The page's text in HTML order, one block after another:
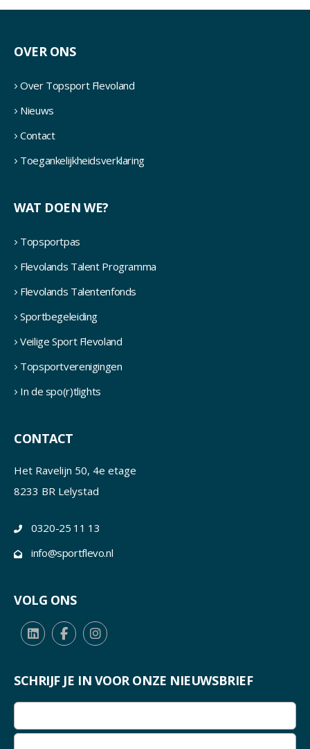
OVER ONS
Over Topsport Flevoland
Nieuws
Contact
Toegankelijkheidsverklaring
WAT DOEN WE?
Topsportpas
Flevolands Talent Programma
Flevolands Talentenfonds
Sportbegeleiding
Veilige Sport Flevoland
Topsportverenigingen
In de spo(r)tlights
CONTACT
Het Ravelijn 50, 4e etage
8233 BR Lelystad
0320-25 11 13
info@sportflevo.nl
VOLG ONS
SCHRIJF JE IN VOOR ONZE NIEUWSBRIEF
E-
mailadres
E-